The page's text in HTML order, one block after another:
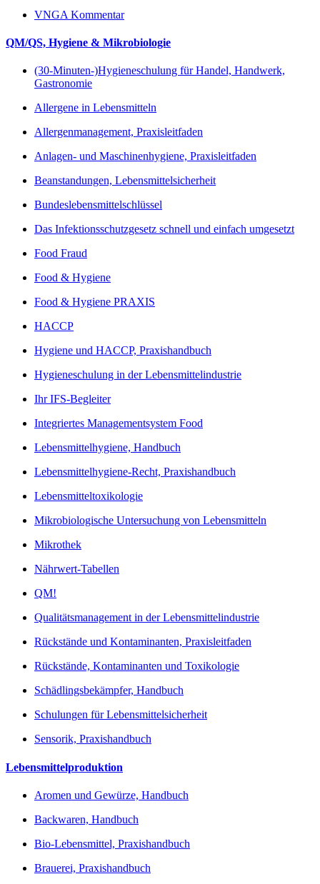
VNGA Kommentar
QM/QS, Hygiene & Mikrobiologie
(30-Minuten-)Hygieneschulung für Handel, Handwerk,
Gastronomie
Allergene in Lebensmitteln
Allergenmanagement, Praxisleitfaden
Anlagen- und Maschinenhygiene, Praxisleitfaden
Beanstandungen, Lebensmittelsicherheit
Bundeslebensmittelschlüssel
Das Infektionsschutzgesetz schnell und einfach umgesetzt
Food Fraud
Food & Hygiene
Food & Hygiene PRAXIS
HACCP
Hygiene und HACCP, Praxishandbuch
Hygieneschulung in der Lebensmittelindustrie
Ihr IFS-Begleiter
Integriertes Managementsystem Food
Lebensmittelhygiene, Handbuch
Lebensmittelhygiene-Recht, Praxishandbuch
Lebensmitteltoxikologie
Mikrobiologische Untersuchung von Lebensmitteln
Mikrothek
Nährwert-Tabellen
QM!
Qualitätsmanagement in der Lebensmittelindustrie
Rückstände und Kontaminanten, Praxisleitfaden
Rückstände, Kontaminanten und Toxikologie
Schädlingsbekämpfer, Handbuch
Schulungen für Lebensmittelsicherheit
Sensorik, Praxishandbuch
Lebensmittelproduktion
Aromen und Gewürze, Handbuch
Backwaren, Handbuch
Bio-Lebensmittel, Praxishandbuch
Brauerei, Praxishandbuch